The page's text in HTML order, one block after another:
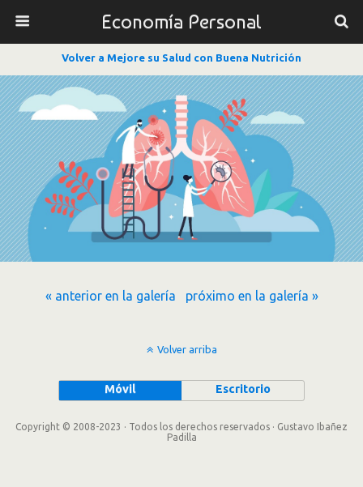
Economía Personal
Volver a Mejore su Salud con Buena Nutrición
« anterior en la galería próximo en la galería »
Volver arriba
Móvil Escritorio
Copyright © 2008-2023 · Todos los derechos reservados · Gustavo Ibañez
Padilla